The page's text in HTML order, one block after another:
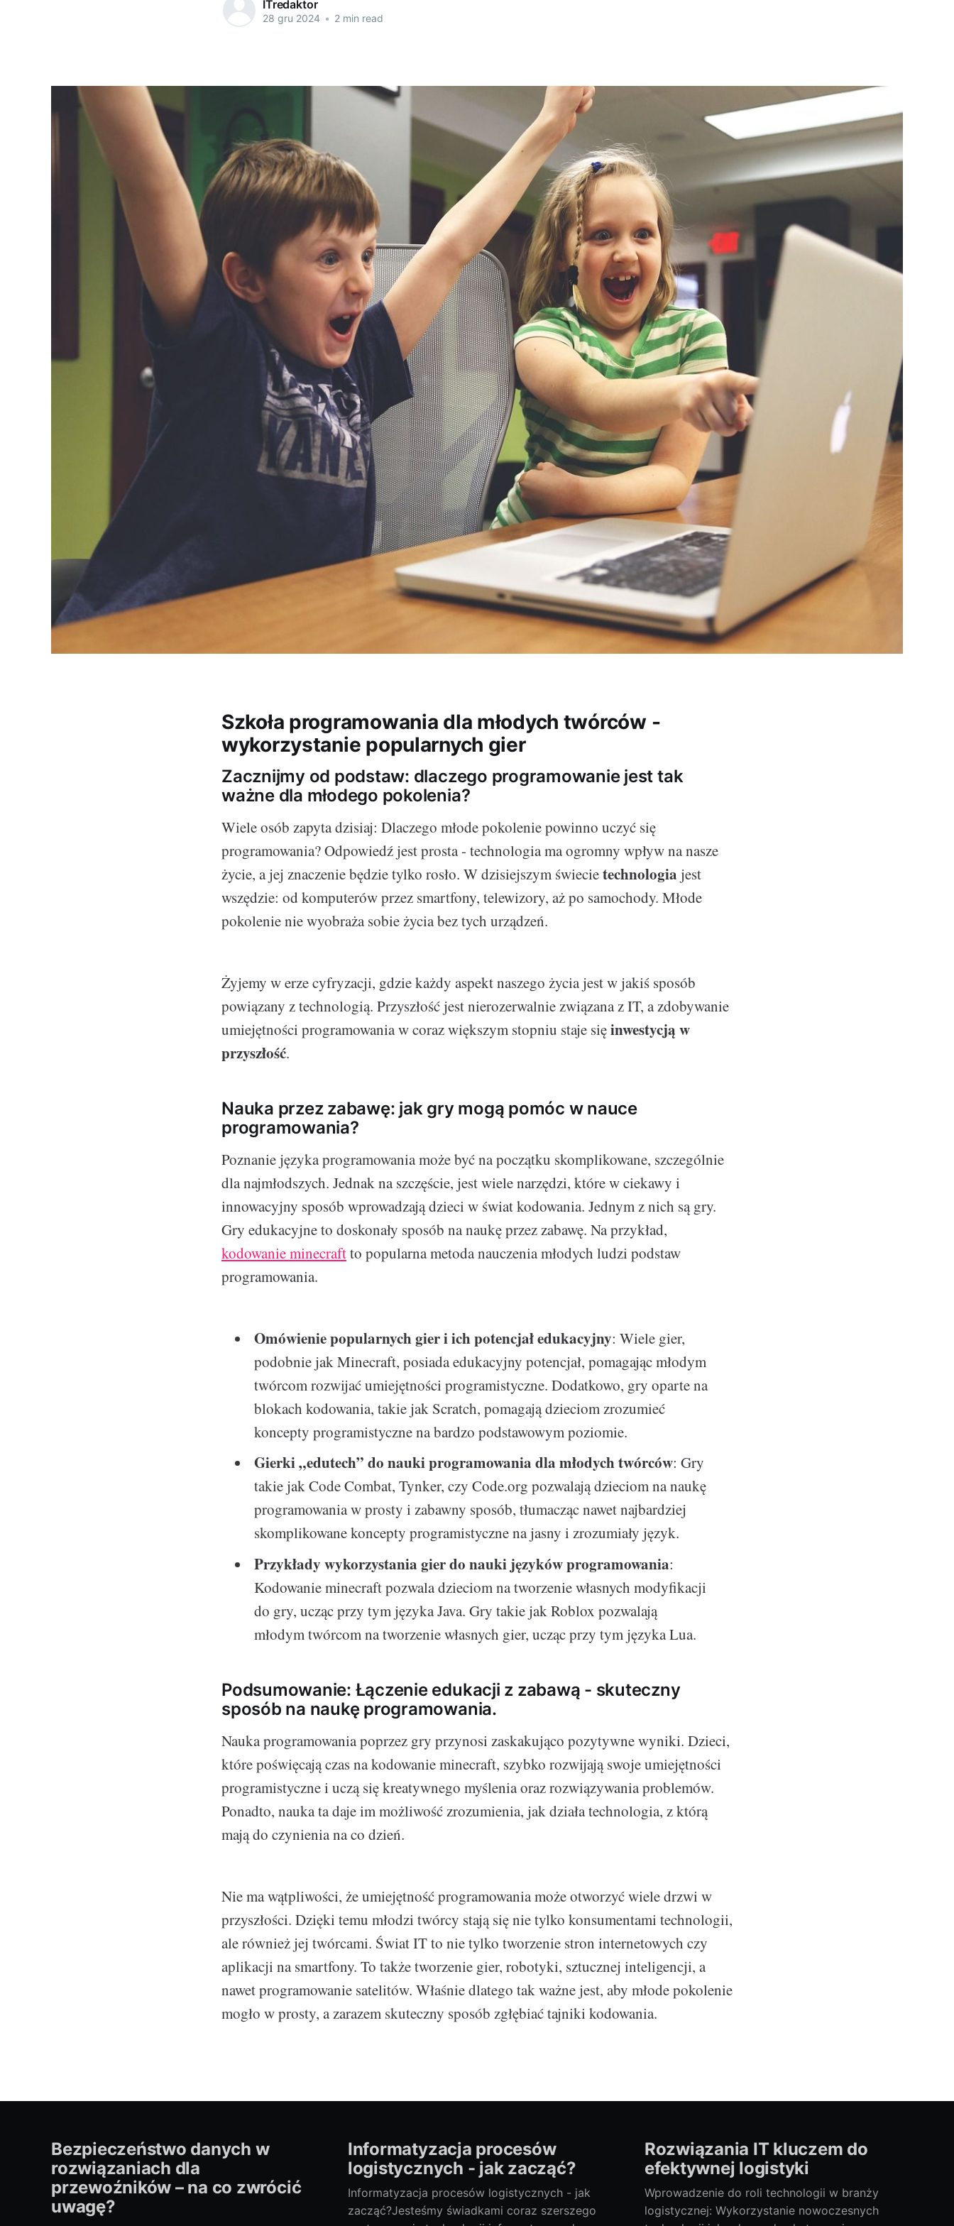
ITredaktor
28 gru 2024 • 2 min read
Szkoła programowania dla młodych twórców -
wykorzystanie popularnych gier
Zacznijmy od podstaw: dlaczego programowanie jest tak
ważne dla młodego pokolenia?
Wiele osób zapyta dzisiaj: Dlaczego młode pokolenie powinno uczyć się
programowania? Odpowiedź jest prosta - technologia ma ogromny wpływ na nasze
życie, a jej znaczenie będzie tylko rosło. W dzisiejszym świecietechnologia jest
wszędzie: od komputerów przez smartfony, telewizory, aż po samochody. Młode
pokolenie nie wyobraża sobie życia bez tych urządzeń.
Żyjemy w erze cyfryzacji, gdzie każdy aspekt naszego życia jest w jakiś sposób
powiązany z technologią. Przyszłość jest nierozerwalnie związana z IT, a zdobywanie
umiejętności programowania w coraz większym stopniu staje sięinwestycją w
przyszłość.
Nauka przez zabawę: jak gry mogą pomóc w nauce
programowania?
Poznanie języka programowania może być na początku skomplikowane, szczególnie
dla najmłodszych. Jednak na szczęście, jest wiele narzędzi, które w ciekawy i
innowacyjny sposób wprowadzają dzieci w świat kodowania. Jednym z nich są gry.
Gry edukacyjne to doskonały sposób na naukę przez zabawę. Na przykład,
kodowanie minecraftto popularna metoda nauczenia młodych ludzi podstaw
programowania.
Omówienie popularnych gier i ich potencjał edukacyjny: Wiele gier,
podobnie jak Minecraft, posiada edukacyjny potencjał, pomagając młodym
twórcom rozwijać umiejętności programistyczne. Dodatkowo, gry oparte na
blokach kodowania, takie jak Scratch, pomagają dzieciom zrozumieć
koncepty programistyczne na bardzo podstawowym poziomie.
Gierki „edutech” do nauki programowania dla młodych twórców: Gry
takie jak Code Combat, Tynker, czy Code.org pozwalają dzieciom na naukę
programowania w prosty i zabawny sposób, tłumacząc nawet najbardziej
skomplikowane koncepty programistyczne na jasny i zrozumiały język.
Przykłady wykorzystania gier do nauki języków programowania:
Kodowanie minecraft pozwala dzieciom na tworzenie własnych modyfikacji
do gry, ucząc przy tym języka Java. Gry takie jak Roblox pozwalają
młodym twórcom na tworzenie własnych gier, ucząc przy tym języka Lua.
Podsumowanie: Łączenie edukacji z zabawą - skuteczny
sposób na naukę programowania.
Nauka programowania poprzez gry przynosi zaskakująco pozytywne wyniki. Dzieci,
które poświęcają czas na kodowanie minecraft, szybko rozwijają swoje umiejętności
programistyczne i uczą się kreatywnego myślenia oraz rozwiązywania problemów.
Ponadto, nauka ta daje im możliwość zrozumienia, jak działa technologia, z którą
mają do czynienia na co dzień.
Nie ma wątpliwości, że umiejętność programowania może otworzyć wiele drzwi w
przyszłości. Dzięki temu młodzi twórcy stają się nie tylko konsumentami technologii,
ale również jej twórcami. Świat IT to nie tylko tworzenie stron internetowych czy
aplikacji na smartfony. To także tworzenie gier, robotyki, sztucznej inteligencji, a
nawet programowanie satelitów. Właśnie dlatego tak ważne jest, aby młode pokolenie
mogło w prosty, a zarazem skuteczny sposób zgłębiać tajniki kodowania.
Bezpieczeństwo danych w
rozwiązaniach dla
przewoźników – na co zwrócić
uwagę?
Informatyzacja procesów
logistycznych - jak zacząć?
Informatyzacja procesów logistycznych - jak
zacząć?Jesteśmy świadkami coraz szerszego
Rozwiązania IT kluczem do
efektywnej logistyki
Wprowadzenie do roli technologii w branży
logistycznej: Wykorzystanie nowoczesnych